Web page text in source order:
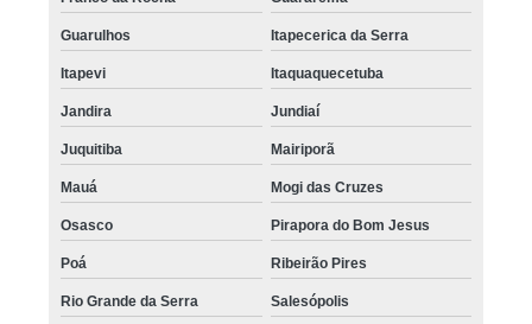
Guarulhos Itapecerica da Serra
Itapevi Itaquaquecetuba
Jandira Jundiaí
Juquitiba Mairiporã
Mauá Mogi das Cruzes
Osasco Pirapora do Bom Jesus
Poá Ribeirão Pires
Rio Grande da Serra Salesópolis